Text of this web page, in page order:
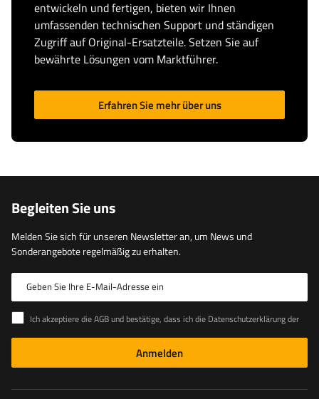
entwickeln und fertigen, bieten wir Ihnen
umfassenden technischen Support und ständigen
Zugriff auf Original-Ersatzteile. Setzen Sie auf
bewährte Lösungen vom Marktführer.
Erfahren Sie mehr über uns
Begleiten Sie uns
Melden Sie sich für unseren Newsletter an, um News und
Sonderangebote regelmäßig zu erhalten.
Geben Sie Ihre E-Mail-Adresse ein
Ich akzeptiere die AGB und bestätige, dass ich die Datenschutzerklärung der Website zur Kenntnis genommen habe
Anmelden